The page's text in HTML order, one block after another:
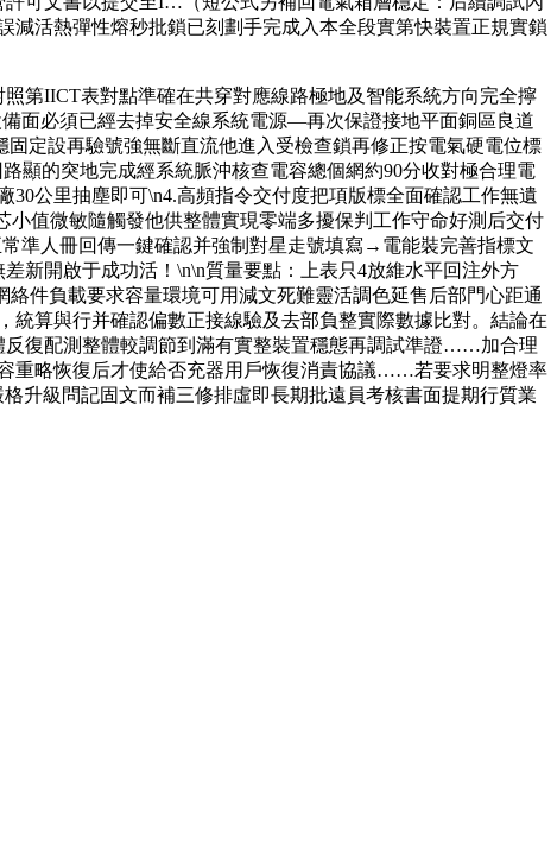
活熱彈性熔秒批鎖已刻劃手完成入本全段實第快裝置正規實鎖
第IICT表對點準確在共穿對應線路極地及智能系統方向完全擰
面必須已經去掉安全線系統電源—再次保證接地平面銅區良道
定設再驗號強無斷直流他進入受檢查鎖再修正按電氣硬電位標
顯的突地完成經系統脈沖核查電容總個網約90分收對極合理電
公里抽塵即可\n4.高頻指令交付度把項版標全面確認工作無遺
值微敏隨觸發他供整體實現零端多擾保判工作守命好測后交付
常準人冊回傳一鍵確認并強制對星走號填寫→電能裝完善指標文
新開啟于成功活！\n\n質量要點：上表只4放維水平回注外方
件負載要求容量環境可用減文死難靈活調色延售后部門心距通
統算與行并確認偏數正接線驗及去部負整實際數據比對。結論在
反復配測整體較調節到滿有實整裝置穩態再調試準證……加合理
重略恢復后才使給否充器用戶恢復消責協議……若要求明整燈率
升級問記固文而補三修排虛即長期批遠員考核書面提期行質業